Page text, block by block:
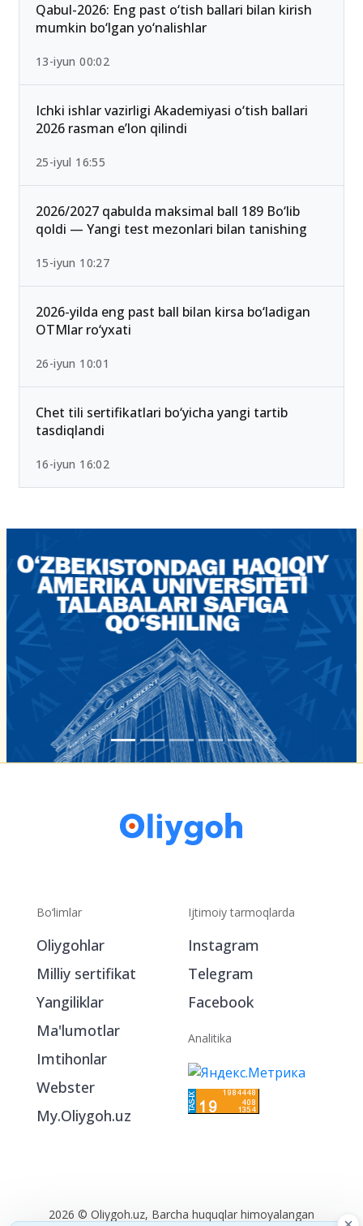
Qabul-2026: Eng past o‘tish ballari bilan kirish
mumkin bo‘lgan yo‘nalishlar
13-iyun 00:02
Ichki ishlar vazirligi Akademiyasi o‘tish ballari
2026 rasman e’lon qilindi
25-iyul 16:55
2026/2027 qabulda maksimal ball 189 Bo‘lib
qoldi — Yangi test mezonlari bilan tanishing
15-iyun 10:27
2026-yilda eng past ball bilan kirsa bo‘ladigan
OTMlar ro‘yxati
26-iyun 10:01
Chet tili sertifikatlari bo‘yicha yangi tartib
tasdiqlandi
16-iyun 16:02
Bo‘limlar
Oliygohlar
Milliy sertifikat
Yangiliklar
Ma'lumotlar
Imtihonlar
Webster
My.Oliygoh.uz
Ijtimoiy tarmoqlarda
Instagram
Telegram
Facebook
Analitika
2026 © Oliygoh.uz, Barcha huquqlar himoyalangan